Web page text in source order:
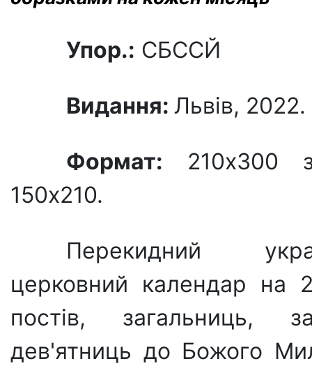
Упор.: СБССЙ
Видання: Львів,
Формат: 210х300
150х210.
Перекидний
церковний календар на
постів, загальниць,
дев'ятниць до Божого